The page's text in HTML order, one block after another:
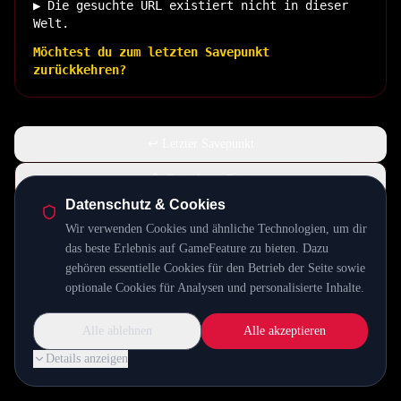
▶ Die gesuchte URL existiert nicht in dieser
Welt.
Möchtest du zum letzten Savepunkt
zurückkehren?
🏠 Zurück zur Basis
INSERT COIN TO CONTINUE...
Datenschutz & Cookies
Wir verwenden Cookies und ähnliche Technologien, um dir
das beste Erlebnis auf GameFeature zu bieten. Dazu
gehören essentielle Cookies für den Betrieb der Seite sowie
optionale Cookies für Analysen und personalisierte Inhalte.
Details anzeigen
Alle ablehnen Alle akzeptieren